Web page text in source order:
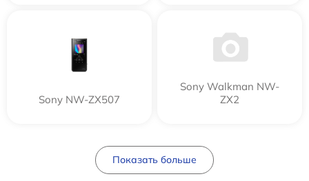
Sony NW-ZX507
Sony Walkman NW-
ZX2
Показать больше